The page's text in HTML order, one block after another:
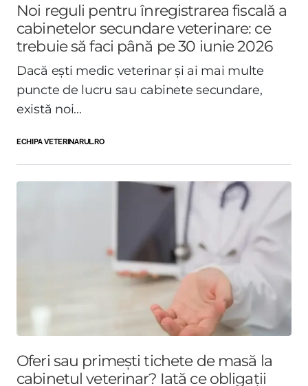
Noi reguli pentru înregistrarea fiscală a
cabinetelor secundare veterinare: ce
trebuie să faci până pe 30 iunie 2026
Dacă ești medic veterinar și ai mai multe
puncte de lucru sau cabinete secundare,
există noi...
ECHIPA VETERINARUL.RO
Oferi sau primești tichete de masă la
cabinetul veterinar? Iată ce obligații